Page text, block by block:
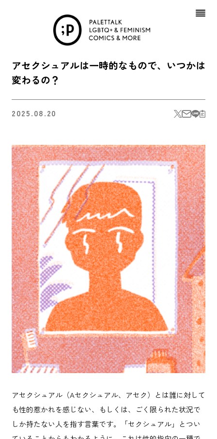
アセクシュアルは一時的なもので、いつかは
変わるの？
2025.08.20
アセクシュアル（Aセクシュアル、アセク）とは誰に対して
も性的惹かれを感じない、もしくは、ごく限られた状況で
しか持たない人を指す言葉です。「セクシュアル」とつい